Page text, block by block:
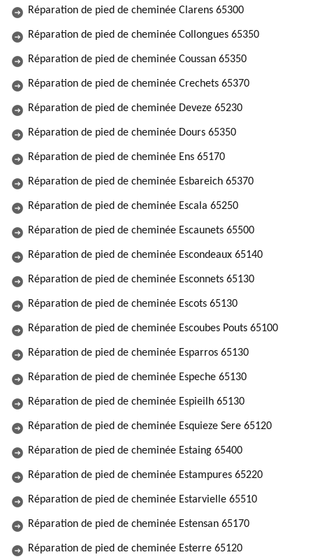
Réparation de pied de cheminée Clarens 65300
Réparation de pied de cheminée Collongues 65350
Réparation de pied de cheminée Coussan 65350
Réparation de pied de cheminée Crechets 65370
Réparation de pied de cheminée Deveze 65230
Réparation de pied de cheminée Dours 65350
Réparation de pied de cheminée Ens 65170
Réparation de pied de cheminée Esbareich 65370
Réparation de pied de cheminée Escala 65250
Réparation de pied de cheminée Escaunets 65500
Réparation de pied de cheminée Escondeaux 65140
Réparation de pied de cheminée Esconnets 65130
Réparation de pied de cheminée Escots 65130
Réparation de pied de cheminée Escoubes Pouts 65100
Réparation de pied de cheminée Esparros 65130
Réparation de pied de cheminée Espeche 65130
Réparation de pied de cheminée Espieilh 65130
Réparation de pied de cheminée Esquieze Sere 65120
Réparation de pied de cheminée Estaing 65400
Réparation de pied de cheminée Estampures 65220
Réparation de pied de cheminée Estarvielle 65510
Réparation de pied de cheminée Estensan 65170
Réparation de pied de cheminée Esterre 65120